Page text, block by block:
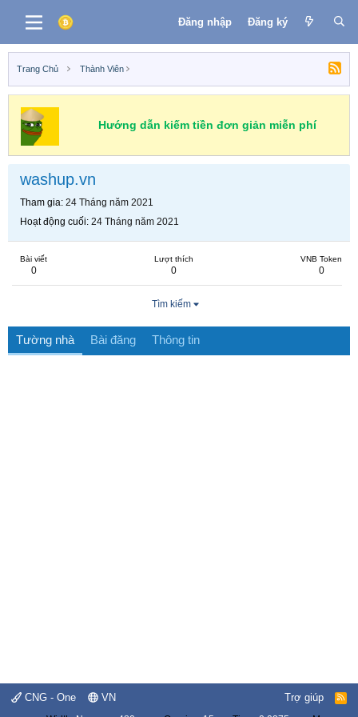
Đăng nhập Đăng ký
Trang Chủ Thành Viên
Hướng dẫn kiếm tiền đơn giản miễn phí
washup.vn
Tham gia 24 Tháng năm 2021
Hoạt động cuối 24 Tháng năm 2021
Bài viết
0
Lượt thích
0
VNB Token
0
Tìm kiếm
Tường nhà Bài đăng Thông tin
CNG - One VN Trợ giúp
R